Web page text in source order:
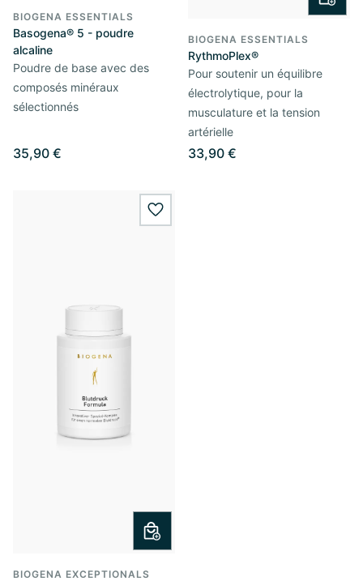
BIOGENA ESSENTIALS
Basogena® 5 - poudre
alcaline
Poudre de base avec des
composés minéraux
sélectionnés
35,90 €
BIOGENA ESSENTIALS
RythmoPlex®
Pour soutenir un équilibre
électrolytique, pour la
musculature et la tension
artérielle
33,90 €
wishlist.add
BIOGENA EXCEPTIONALS